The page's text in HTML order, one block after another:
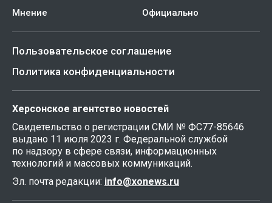
Мнение
Официально
Пользовательское соглашение
Политика конфиденциальности
Херсонское агентство новостей
Свидетельство о регистрации СМИ № ФС77-85646
выдано 11 июля 2023 г. Федеральной службой
по надзору в сфере связи, информационных
технологий и массовых коммуникаций.
Эл. почта редакции: info@xonews.ru